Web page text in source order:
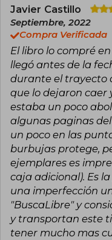
Javier Castillo
Septiembre, 2022
Compra Verificada
El libro lo compré
llegó antes de la
durante el trayecto
que lo dejaron caer
estaba un poco
algunas paginas
un poco en las
burbujas protege,
ejemplares es
caja adicional). Es
una imperfección
"BuscaLibre" y
y transportan este
tener mucho mas